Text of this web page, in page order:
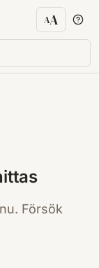
AA
Försök